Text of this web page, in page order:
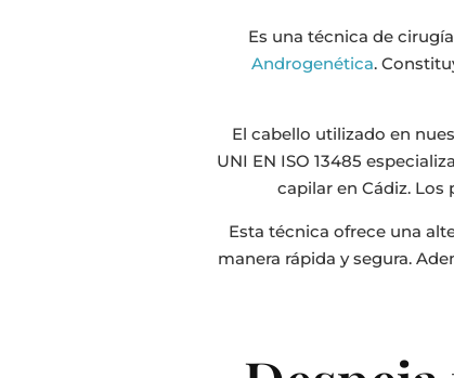
Es una técnica de
Androgenética.
El cabello utilizado en
UNI EN ISO 13485
capilar en Cádiz.
Esta técnica ofrece una
manera rápida y segura.